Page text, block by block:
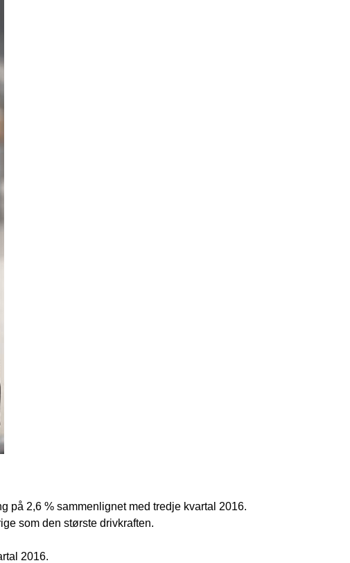
på 2,6 % sammenlignet med tredje kvartal 2016.
som den største drivkraften.
2016.